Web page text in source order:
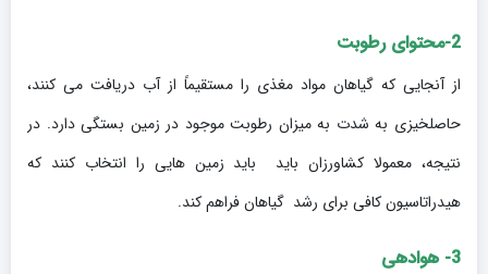
2-محتوای رطوبت
از آنجایی که گیاهان مواد مغذی را مستقیماً از آب دریافت می کنند،
حاصلخیزی به شدت به میزان رطوبت موجود در زمین بستگی دارد. در
نتیجه، معمولا کشاورزان باید باید زمین هایی را انتخاب کنند که
هیدراتاسیون کافی برای رشد گیاهان فراهم کند.
3- هوادهی